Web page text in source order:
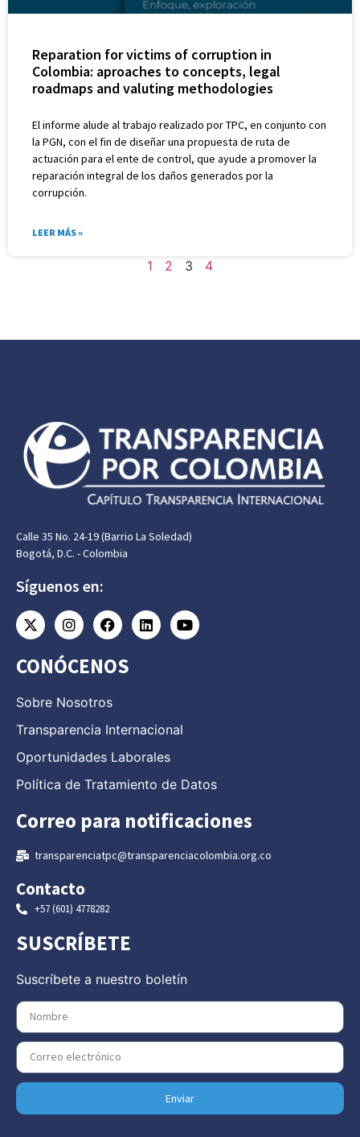
Reparation for victims of corruption in
Colombia: aproaches to concepts, legal
roadmaps and valuting methodologies
El informe alude al trabajo realizado por TPC, en conjunto con
la PGN, con el fin de diseñar una propuesta de ruta de
actuación para el ente de control, que ayude a promover la
reparación integral de los daños generados por la
corrupción.
LEER MÁS »
1 2 3 4
Calle 35 No. 24-19 (Barrio La Soledad)
Bogotá, D.C. - Colombia
Síguenos en:
CONÓCENOS
Sobre Nosotros
Transparencia Internacional
Oportunidades Laborales
Política de Tratamiento de Datos
Correo para notificaciones
transparenciatpc@transparenciacolombia.org.co
Contacto
+57 (601) 4778282
SUSCRÍBETE
Suscríbete a nuestro boletín
Enviar